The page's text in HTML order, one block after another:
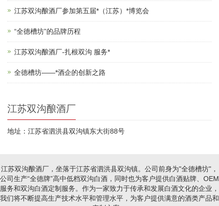
江苏双沟酿酒厂参加第五届*（江苏）*博览会
“全德槽坊”的品牌历程
江苏双沟酿酒厂-扎根双沟 服务*
全德槽坊——*酒企的创新之路
江苏双沟酿酒厂
地址：江苏省泗洪县双沟镇东大街88号
江苏双沟酿酒厂，坐落于江苏省泗洪县双沟镇。公司前身为"全德槽坊"，
公司生产“全德牌”高中低档双沟白酒，同时也为客户提供白酒贴牌、OEM
服务和双沟白酒定制服务。作为一家致力于传承和发展白酒文化的企业，
我们将不断提高生产技术水平和管理水平，为客户提供满意的酒类产品和